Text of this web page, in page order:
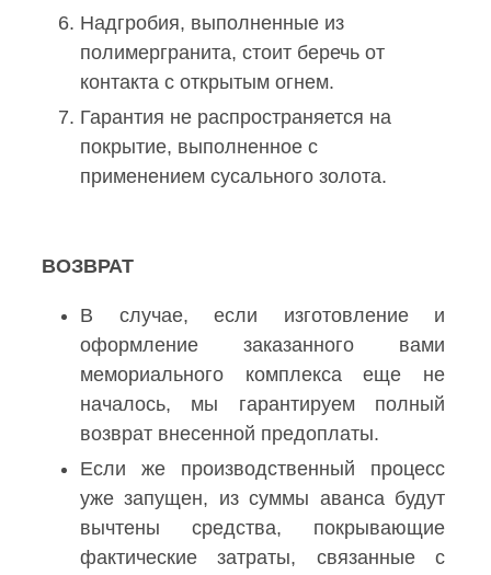
Надгробия, выполненные из
полимергранита, стоит беречь от
контакта с открытым огнем.
Гарантия не распространяется на
покрытие, выполненное с
применением сусального золота.
ВОЗВРАТ
В случае, если изготовление и
оформление заказанного вами
мемориального комплекса еще не
началось, мы гарантируем полный
возврат внесенной предоплаты.
Если же производственный процесс
уже запущен, из суммы аванса будут
вычтены средства, покрывающие
фактические затраты, связанные с